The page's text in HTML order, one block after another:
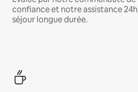
confiance et notre assistance
séjour longue durée.